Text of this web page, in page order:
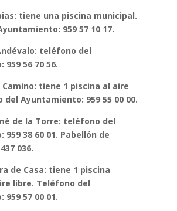
tiene una piscina municipal.
959 57 10 17.
teléfono del
56 70 56.
Camino: tiene 1 piscina al aire
Ayuntamiento: 959 55 00 00.
de la Torre: teléfono del
38 60 01. Pabellón de
036.
de Casa: tiene 1 piscina
libre. Teléfono del
57 00 01.